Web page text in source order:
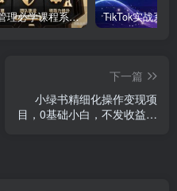
团队管理必学课程系列，阿里巴巴“腿部三板斧”
下一篇
小绿书精细化操作变现项
目，0基础小白，不发收益只